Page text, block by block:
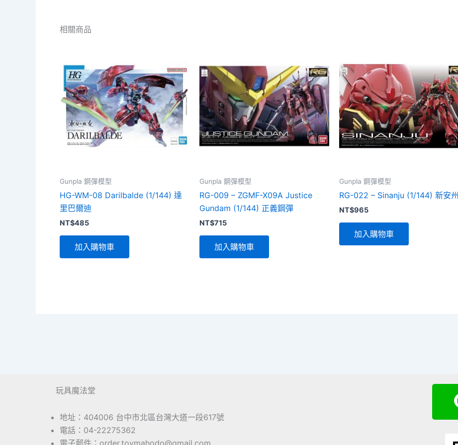
相關商品
Gunpla 鋼彈模型
HG-WM-08 Darilbalde (1/144) 達
里巴爾迪
NT$485
加入購物車
Gunpla 鋼彈模型
RG-009 – ZGMF-X09A Justice
Gundam (1/144) 正義鋼彈
NT$715
加入購物車
Gunpla 鋼彈模型
RG-022 – Sinanju (1/144) 新安州
NT$965
加入購物車
玩具魔法堂
地址：404006 台中市北區台灣大道一段617號
電話：04-22275362
電子郵件：order.toymahodo@gmail.com